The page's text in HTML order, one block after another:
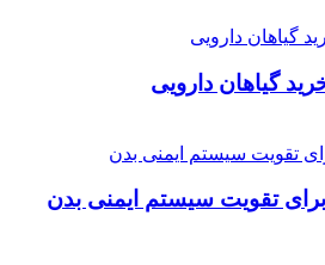
گیاهان دارویی
برای تقویت سیستم ایمنی بدن